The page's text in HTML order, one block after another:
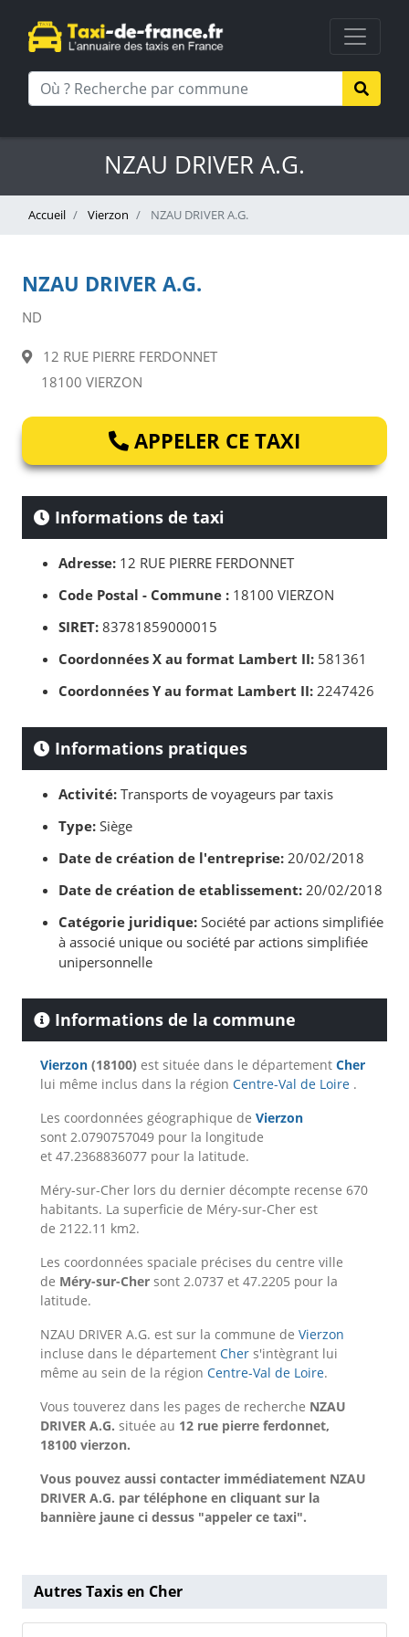
NZAU DRIVER A.G.
Accueil Vierzon NZAU DRIVER A.G.
NZAU DRIVER A.G.
ND
12 RUE PIERRE FERDONNET
18100 VIERZON
APPELER CE TAXI
Informations de taxi
Adresse: 12 RUE PIERRE FERDONNET
Code Postal - Commune : 18100 VIERZON
SIRET: 83781859000015
Coordonnées X au format Lambert II: 581361
Coordonnées Y au format Lambert II: 2247426
Informations pratiques
Activité: Transports de voyageurs par taxis
Type: Siège
Date de création de l'entreprise: 20/02/2018
Date de création de etablissement: 20/02/2018
Catégorie juridique: Société par actions simplifiée
à associé unique ou société par actions simplifiée
unipersonnelle
Informations de la commune
Vierzon (18100) est située dans le département Cher
lui même inclus dans la région Centre-Val de Loire .
Les coordonnées géographique de Vierzon
sont 2.0790757049 pour la longitude
et 47.2368836077 pour la latitude.
Méry-sur-Cher lors du dernier décompte recense 670
habitants. La superficie de Méry-sur-Cher est
de 2122.11 km2.
Les coordonnées spaciale précises du centre ville
de Méry-sur-Cher sont 2.0737 et 47.2205 pour la
latitude.
NZAU DRIVER A.G. est sur la commune de Vierzon
incluse dans le département Cher s'intègrant lui
même au sein de la région Centre-Val de Loire.
Vous touverez dans les pages de recherche NZAU
DRIVER A.G. située au 12 rue pierre ferdonnet,
18100 vierzon.
Vous pouvez aussi contacter immédiatement NZAU
DRIVER A.G. par téléphone en cliquant sur la
bannière jaune ci dessus "appeler ce taxi".
Autres Taxis en Cher